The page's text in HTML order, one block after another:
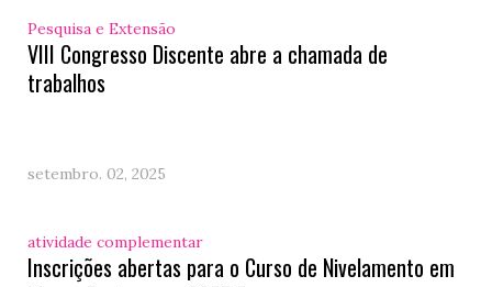
Pesquisa e Extensão
VIII Congresso Discente abre a chamada de
trabalhos
setembro. 02, 2025
atividade complementar
Inscrições abertas para o Curso de Nivelamento em